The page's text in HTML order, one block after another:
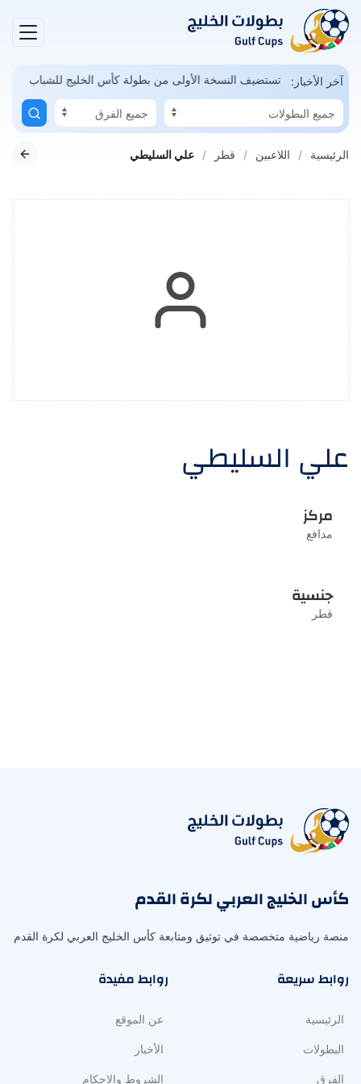
آخر الأخبار:السعودية تستضيف النسخة الأولى من بطولة كأس الخليج للشباب
الرئيسية اللاعبين قطر علي السليطي
علي السليطي
مركز
مدافع
جنسية
قطر
كأس الخليج العربي لكرة القدم
منصة رياضية متخصصة في توثيق ومتابعة كأس الخليج العربي لكرة القدم
روابط سريعة
الرئيسية
البطولات
الفرق
روابط مفيدة
عن الموقع
الأخبار
الشروط والاحكام